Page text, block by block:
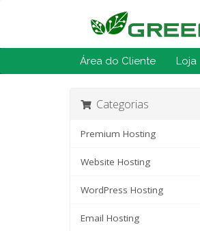
Área do Cliente Loja
Categorias
Premium Hosting
Website Hosting
WordPress Hosting
Email Hosting